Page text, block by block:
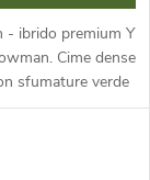
- ibrido premium Y
Cime dense
sfumature verde
tricomi